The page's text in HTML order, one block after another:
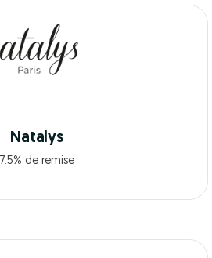
Natalys
7.5% de remise